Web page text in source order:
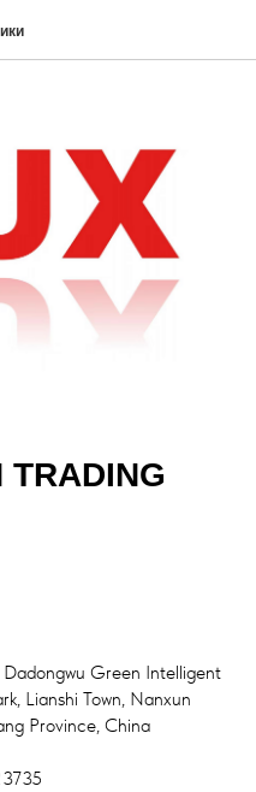
TRADING
Green Intelligent
Lianshi Town, Nanxun
Province, China